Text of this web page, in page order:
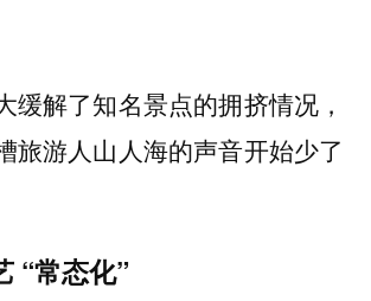
缓解了知名景点的拥挤情况，
旅游人山人海的声音开始少了
“常态化”